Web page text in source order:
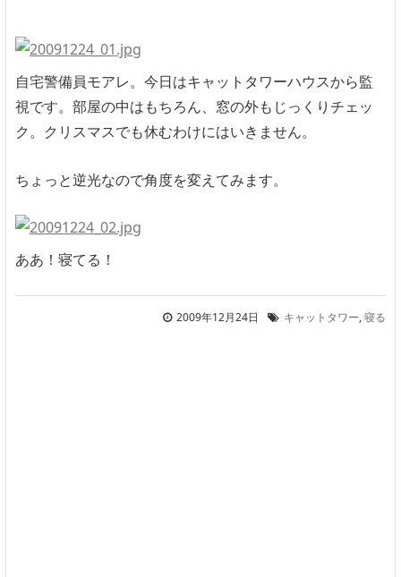
自宅警備員モアレ。今日はキャットタワーハウスから監
視です。部屋の中はもちろん、窓の外もじっくりチェッ
ク。クリスマスでも休むわけにはいきません。
ちょっと逆光なので角度を変えてみます。
ああ！寝てる！
2009年12月24日 キャットタワー,寝る